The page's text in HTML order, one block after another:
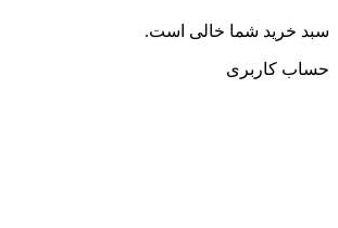
سبد خرید شما خالی است.
حساب کاربری